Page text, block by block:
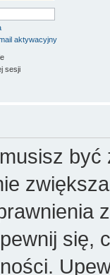
aktywacyjny
sesji
się,